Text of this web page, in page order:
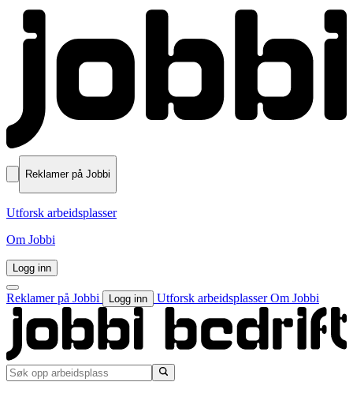
Reklamer på Jobbi
Utforsk arbeidsplasser
Om Jobbi
Logg inn
Reklamer på Jobbi Logg inn Utforsk arbeidsplasserOm Jobbi